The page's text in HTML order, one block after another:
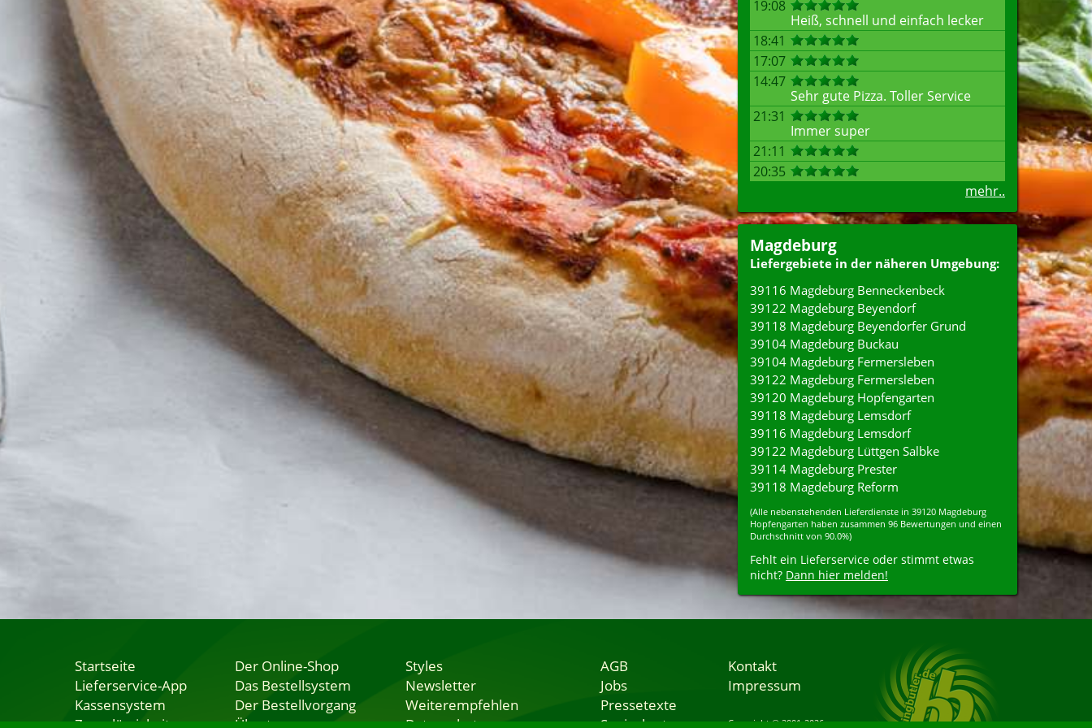
19:08
Heiß, schnell und einfach lecker
18:41
17:07
14:47
Sehr gute Pizza. Toller Service
21:31
Immer super
21:11
20:35
mehr..
Magdeburg
Liefergebiete in der näheren Umgebung:
39116 Magdeburg Benneckenbeck
39122 Magdeburg Beyendorf
39118 Magdeburg Beyendorfer Grund
39104 Magdeburg Buckau
39104 Magdeburg Fermersleben
39122 Magdeburg Fermersleben
39120 Magdeburg Hopfengarten
39118 Magdeburg Lemsdorf
39116 Magdeburg Lemsdorf
39122 Magdeburg Lüttgen Salbke
39114 Magdeburg Prester
39118 Magdeburg Reform
(Alle nebenstehenden Lieferdienste in 39120 Magdeburg
Hopfengarten haben zusammen 96 Bewertungen und einen
Durchschnitt von 90.0%)
Fehlt ein Lieferservice oder stimmt etwas
nicht? Dann hier melden!
Startseite
Lieferservice-App
Kassensystem
Zuverlässigkeit
Der Online-Shop
Das Bestellsystem
Der Bestellvorgang
Übertragung
Styles
Newsletter
Weiterempfehlen
Datenschutz
AGB
Jobs
Pressetexte
Speisekarten
Kontakt
Impressum
Copyright © 2001-2026